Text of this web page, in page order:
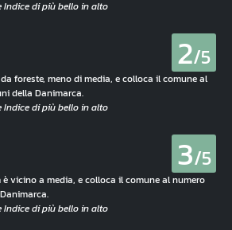
2/5
foreste, meno di media, e colloca il comune al
della Danimarca.
3/5
vicino a media, e colloca il comune al numero